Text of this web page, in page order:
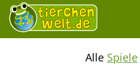
Alle Spiele